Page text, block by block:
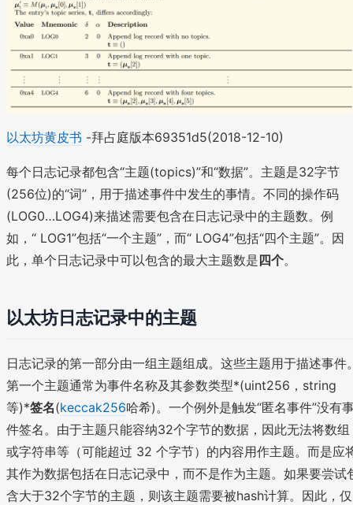
以太坊黄皮书 -拜占庭版本69351d5(2018-12-10)
每个日志记录都包含“主题(topics)”和“数据”。主题是32字节
(256位)的“词”，用于描述事件中发生的事情。不同的操作码
(LOG0…LOG4)来描述需要包含在日志记录中的主题数。例
如，“ LOG1”包括“一个主题”，而“ LOG4”包括“四个主题”。因
此，单个日志记录中可以包含的最大主题数是四个。
以太坊日志记录中的主题
日志记录的第一部分由一组主题组成。这些主题用于描述事件
第一个主题通常为事件名称及其参数类型*(uint256，string
等)*签名(keccak256哈希)。一个例外是触发“匿名事件”没有
件签名。由于主题只能容纳32个字节的数据，因此无法将数组
或字符串等（可能超过 32 个字节）的内容用作主题。而是应
其作为数据包括在日志记录中，而不是作为主题。如果要尝试
含大于32个字节的主题，则该主题需要被hash计算。因此，仅